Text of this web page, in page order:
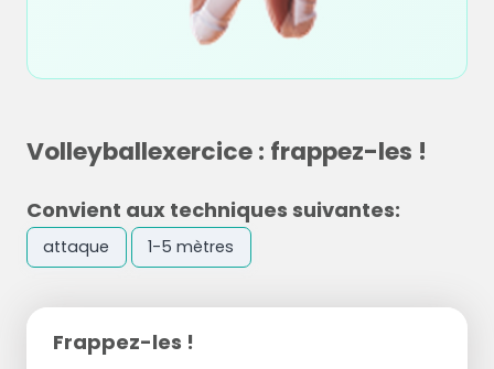
Volleyballexercice : frappez-les !
Convient aux techniques suivantes:
attaque 1-5 mètres
Frappez-les !